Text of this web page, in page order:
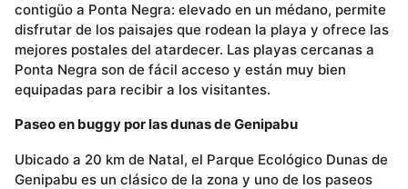
contigüo a Ponta Negra: elevado en un médano, permite
disfrutar de los paisajes que rodean la playa y ofrece las
mejores postales del atardecer. Las playas cercanas a
Ponta Negra son de fácil acceso y están muy bien
equipadas para recibir a los visitantes.
Paseo en buggy por las dunas de Genipabu
Ubicado a 20 km de Natal, el Parque Ecológico Dunas de
Genipabu es un clásico de la zona y uno de los paseos